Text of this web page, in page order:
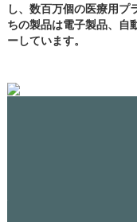
し、数百万個の医療用プ
ちの製品は電子製品、自
ーしています。